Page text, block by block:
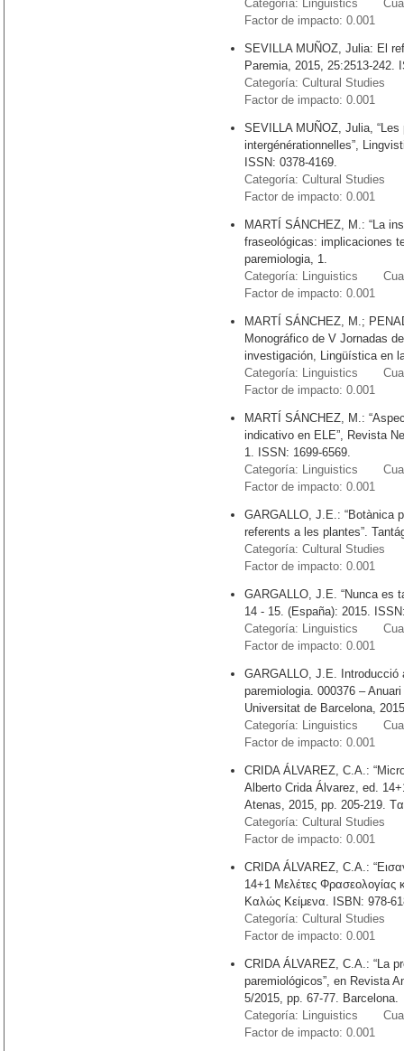
Categoría: Linguistics
Factor de impacto: 0.001
SEVILLA MUÑOZ, Julia: El
Paremia, 2015, 25:2513-242.
Categoría: Cultural Studies
Factor de impacto: 0.001
SEVILLA MUÑOZ, Julia,
intergénérationnelles”,
ISSN: 0378-4169.
Categoría: Cultural Studies
Factor de impacto: 0.001
MARTÍ SÁNCHEZ, M.: “La
fraseológicas: implicaciones
paremiologia, 1.
Categoría: Linguistics
Factor de impacto: 0.001
MARTÍ SÁNCHEZ, M.;
Monográfico de V Jornadas
investigación, Lingüística en
Categoría: Linguistics
Factor de impacto: 0.001
MARTÍ SÁNCHEZ, M.:
indicativo en ELE”, Revista
1. ISSN: 1699-6569.
Categoría: Linguistics
Factor de impacto: 0.001
GARGALLO, J.E.: “Botànica
referents a les plantes”.
Categoría: Cultural Studies
Factor de impacto: 0.001
GARGALLO, J.E. “Nunca es
14 - 15. (España): 2015.
Categoría: Linguistics
Factor de impacto: 0.001
GARGALLO, J.E. Introducció
paremiologia. 000376 –
Universitat de Barcelona,
Categoría: Linguistics
Factor de impacto: 0.001
CRIDA ÁLVAREZ, C.A.:
Alberto Crida Álvarez, ed.
Atenas, 2015, pp. 205-219.
Categoría: Cultural Studies
Factor de impacto: 0.001
CRIDA ÁLVAREZ, C.A.:
14+1 Μελέτες Φρασεολογίας
Καλώς Κείμενα. ISBN: 978-
Categoría: Cultural Studies
Factor de impacto: 0.001
CRIDA ÁLVAREZ, C.A.: “La
paremiológicos”, en Revista
5/2015, pp. 67-77. Barcelona.
Categoría: Linguistics
Factor de impacto: 0.001